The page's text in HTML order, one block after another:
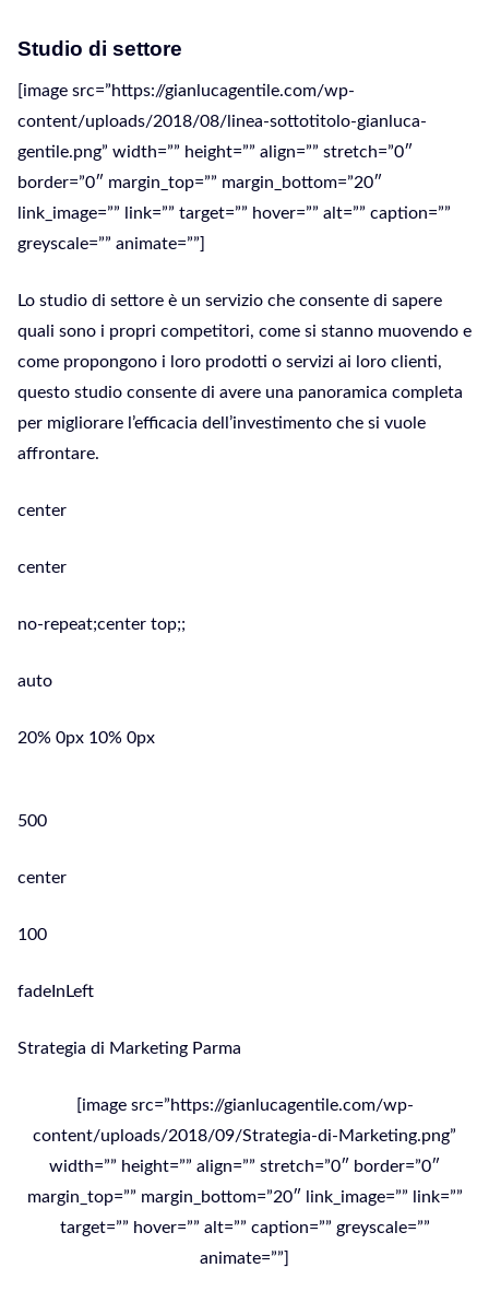
Studio di settore
[image src=”https://gianlucagentile.com/wp-
content/uploads/2018/08/linea-sottotitolo-gianluca-
gentile.png” width=”” height=”” align=”” stretch=”0″
border=”0″ margin_top=”” margin_bottom=”20″
link_image=”” link=”” target=”” hover=”” alt=”” caption=””
greyscale=”” animate=””]
Lo studio di settore è un servizio che consente di sapere
quali sono i propri competitori, come si stanno muovendo e
come propongono i loro prodotti o servizi ai loro clienti,
questo studio consente di avere una panoramica completa
per migliorare l’efficacia dell’investimento che si vuole
affrontare.
center
center
no-repeat;center top;;
auto
20% 0px 10% 0px
500
center
100
fadeInLeft
Strategia di Marketing Parma
[image src=”https://gianlucagentile.com/wp-
content/uploads/2018/09/Strategia-di-Marketing.png”
width=”” height=”” align=”” stretch=”0″ border=”0″
margin_top=”” margin_bottom=”20″ link_image=”” link=””
target=”” hover=”” alt=”” caption=”” greyscale=””
animate=””]